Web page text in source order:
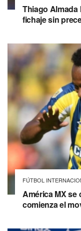
Thiago Almada
fichaje sin
FÚTBOL
América MX se
comienza el